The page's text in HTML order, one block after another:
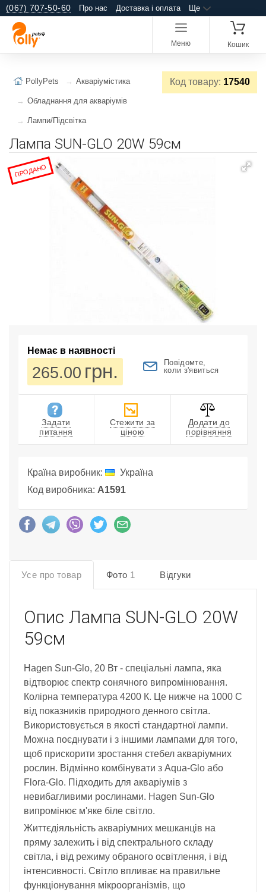
(067) 707-50-60 Про нас Доставка і оплата Ще
Меню Кошик
Код товару: 17540
PollyPets Акваріумістика
Обладнання для акваріумів
Лампи/Підсвітка
Лампа SUN-GLO 20W 59см
ПРОДАНО
Немає в наявності
265.00 грн.
Повідомте,
коли з'явиться
Задати
питання
Стежити за
ціною
Додати до
порівняння
Країна виробник:
Україна
Код виробника: А1591
Усе про товар Фото 1 Відгуки
Опис Лампа SUN-GLO 20W
59см
Hagen Sun-Glo, 20 Вт - спеціальні лампа, яка
відтворює спектр сонячного випромінювання.
Колірна температура 4200 К. Це нижче на 1000 С
від показників природного денного світла.
Використовується в якості стандартної лампи.
Можна поєднувати і з іншими лампами для того,
щоб прискорити зростання стебел акваріумних
рослин. Відмінно комбінувати з Aqua-Glo або
Flora-Glo. Підходить для акваріумів з
невибагливими рослинами. Hagen Sun-Glo
випромінює м'яке біле світло.
Життєдіяльність акваріумних мешканців на
пряму залежить і від спектрального складу
світла, і від режиму обраного освітлення, і від
інтенсивності. Світло впливає на правильне
функціонування мікроорганізмів, що